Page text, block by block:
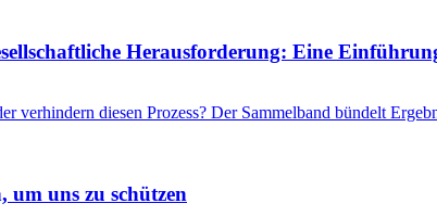
Herausforderung: Eine
verhindern diesen Prozess? Der Sammelband bündelt
uns zu schützen